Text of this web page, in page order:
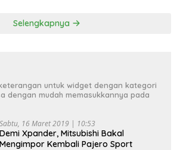
Selengkapnya
untuk widget dengan kategori
dengan mudah memasukkannya pada
Sabtu, 16 Maret 2019 | 10:53
Demi Xpander, Mitsubishi Bakal
Mengimpor Kembali Pajero Sport